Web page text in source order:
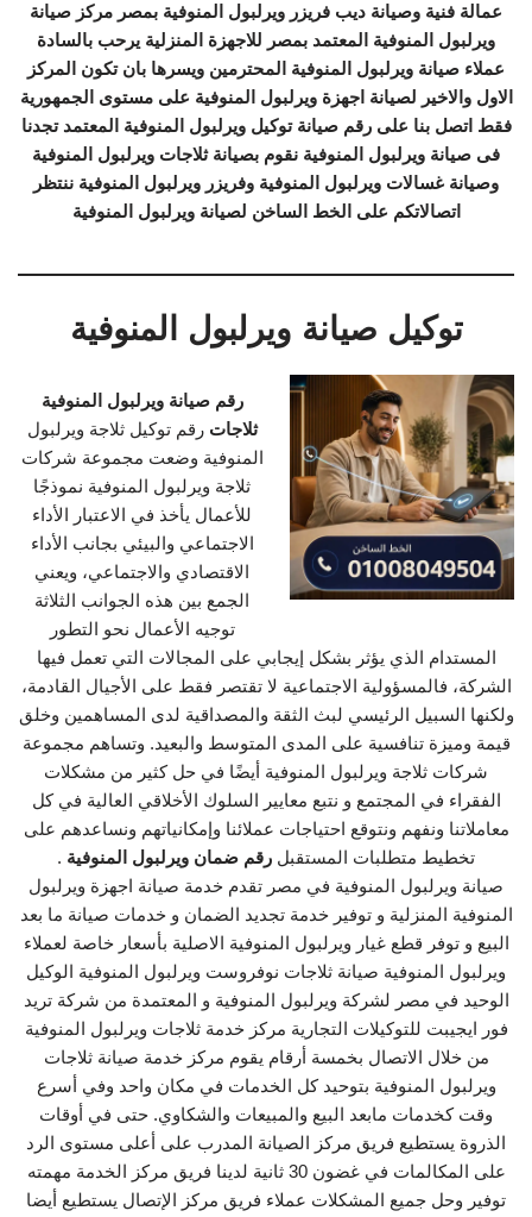
عمالة فنية وصيانة ديب فريزر ويرلبول المنوفية بمصر مركز صيانة
ويرلبول المنوفية المعتمد بمصر للاجهزة المنزلية يرحب بالسادة
عملاء صيانة ويرلبول المنوفية المحترمين ويسرها بان تكون المركز
الاول والاخير لصيانة اجهزة ويرلبول المنوفية على مستوى الجمهورية
فقط اتصل بنا على رقم صيانة توكيل ويرلبول المنوفية المعتمد تجدنا
فى صيانة ويرلبول المنوفية نقوم بصيانة ثلاجات ويرلبول المنوفية
وصيانة غسالات ويرلبول المنوفية وفريزر ويرلبول المنوفية ننتظر
اتصالاتكم على الخط الساخن لصيانة ويرلبول المنوفية
توكيل صيانة ويرلبول المنوفية
رقم صيانة ويرلبول المنوفية
ثلاجات رقم توكيل ثلاجة ويرلبول
المنوفية وضعت مجموعة شركات
ثلاجة ويرلبول المنوفية نموذجًا
للأعمال يأخذ في الاعتبار الأداء
الاجتماعي والبيئي بجانب الأداء
الاقتصادي والاجتماعي، ويعني
الجمع بين هذه الجوانب الثلاثة
توجيه الأعمال نحو التطور
المستدام الذي يؤثر بشكل إيجابي على المجالات التي تعمل فيها
الشركة، فالمسؤولية الاجتماعية لا تقتصر فقط على الأجيال القادمة،
ولكنها السبيل الرئيسي لبث الثقة والمصداقية لدى المساهمين وخلق
قيمة وميزة تنافسية على المدى المتوسط والبعيد. وتساهم مجموعة
شركات ثلاجة ويرلبول المنوفية أيضًا في حل كثير من مشكلات
الفقراء في المجتمع و نتبع معايير السلوك الأخلاقي العالية في كل
معاملاتنا ونفهم ونتوقع احتياجات عملائنا وإمكانياتهم ونساعدهم على
تخطيط متطلبات المستقبل رقم ضمان ويرلبول المنوفية .
صيانة ويرلبول المنوفية في مصر تقدم خدمة صيانة اجهزة ويرلبول
المنوفية المنزلية و توفير خدمة تجديد الضمان و خدمات صيانة ما بعد
البيع و توفر قطع غيار ويرلبول المنوفية الاصلية بأسعار خاصة لعملاء
ويرلبول المنوفية صيانة ثلاجات نوفروست ويرلبول المنوفية الوكيل
الوحيد في مصر لشركة ويرلبول المنوفية و المعتمدة من شركة تريد
فور ايجيبت للتوكيلات التجارية مركز خدمة ثلاجات ويرلبول المنوفية
من خلال الاتصال بخمسة أرقام يقوم مركز خدمة صيانة ثلاجات
ويرلبول المنوفية بتوحيد كل الخدمات في مكان واحد وفي أسرع
وقت كخدمات مابعد البيع والمبيعات والشكاوي. حتى في أوقات
الذروة يستطيع فريق مركز الصيانة المدرب على أعلى مستوى الرد
على المكالمات في غضون 30 ثانية لدينا فريق مركز الخدمة مهمته
توفير وحل جميع المشكلات عملاء فريق مركز الإتصال يستطيع أيضا